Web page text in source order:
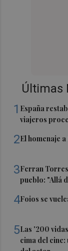
Últimas
1 España
viajeros
2El homenaje
3Ferran
pueblo: "Allá
4Foios se
5Las '200
cima del